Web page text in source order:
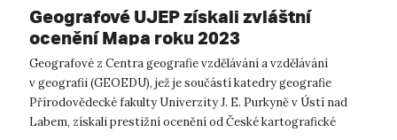
Geografové UJEP získali zvláštní
ocenění Mapa roku 2023
Geografové z Centra geografie vzdělávání a vzdělávání
v geografii (GEOEDU), jež je součástí katedry geografie
Přírodovědecké fakulty Univerzity J. E. Purkyně v Ústí nad
Labem, získali prestižní ocenění od České kartografické